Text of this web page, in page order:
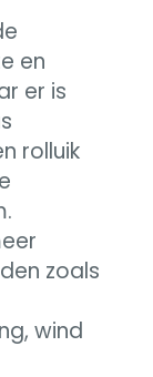
en
er is
rolluik
zoals
wind